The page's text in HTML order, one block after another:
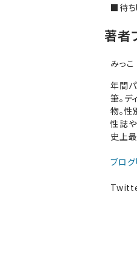
■待
著者
みっこ
年間
筆。
物。
性誌や
史上
ブログ